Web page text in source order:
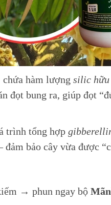
chứa hàm lượng silic hữu
đọt bung ra, giúp đọt
trình tổng hợp
bảo cây vừa được
→ phun ngay bộ